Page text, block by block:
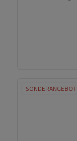
SONDERANGEBOT